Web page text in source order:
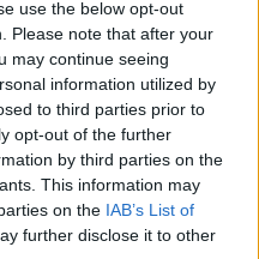
use the below opt-out
Please note that after your
may continue seeing
information utilized by
to third parties prior to
opt-out of the further
by third parties on the
This information may
on the IAB’s List of
further disclose it to other
köszönhető a jó
a jövőben ezen a
a magyar
az FHB ügyvezető